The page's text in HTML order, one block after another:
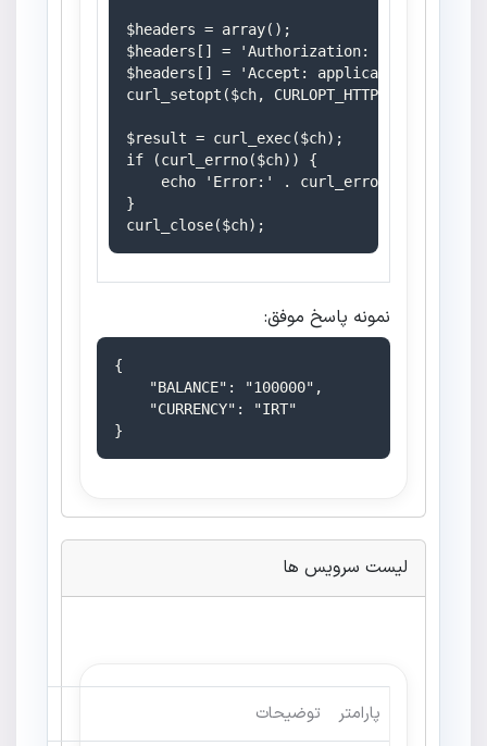
$headers = array();
$headers[] = 'Authorization: Bearer ' .
$headers[] = 'Accept: application/json';
curl_setopt($ch, CURLOPT_HTTPHEADER,
$result = curl_exec($ch);
if (curl_errno($ch)) {
    echo 'Error:' . curl_error($ch);
}
نمونه پاسخ موفق:
{
    "BALANCE": "100000",
    "CURRENCY": "IRT"
}
لیست سرویس ها
پارامتر توضیحات